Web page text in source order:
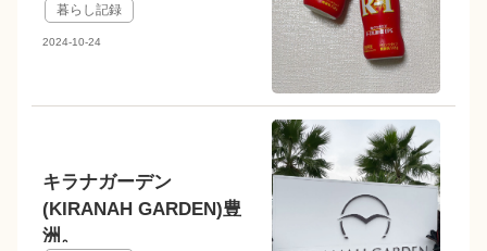
暮らし記録
2024-10-24
キラナガーデン
(KIRANAH GARDEN)豊
洲。